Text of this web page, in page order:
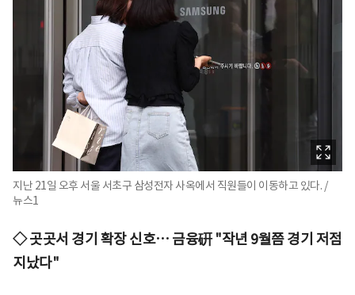
지난 21일 오후 서울 서초구 삼성전자 사옥에서 직원들이 이동하고 있다. /
뉴스1
◇ 곳곳서 경기 확장 신호… 금융硏 "작년 9월쯤 경기 저점
지났다"